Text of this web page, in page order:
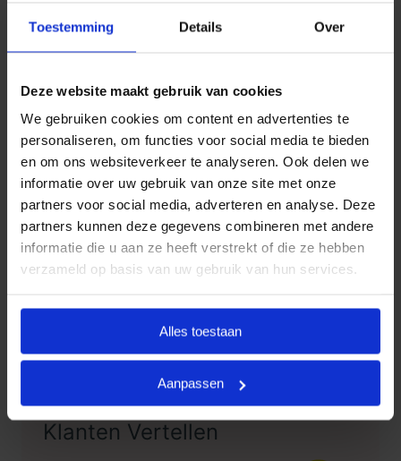
Toestemming Details Over
Deze website maakt gebruik van cookies
We gebruiken cookies om content en advertenties te
personaliseren, om functies voor social media te bieden
en om ons websiteverkeer te analyseren. Ook delen we
informatie over uw gebruik van onze site met onze
partners voor social media, adverteren en analyse. Deze
partners kunnen deze gegevens combineren met andere
informatie die u aan ze heeft verstrekt of die ze hebben
verzameld op basis van uw gebruik van hun services.
Alles toestaan
Aanpassen
uitvaartwensen. In één oogopslag ziet u al uw opties
en de daarbij behorende (eerlijke) prijzen. U betaalt
afnemen en wat past binnen uw budget. Indien u dit
wenst, kunt u deze pakketten uiteraard uitbreiden.
Door met vaste uitvaartpakketten te werken, kan
Goedkope Uitvaart24 u een goed verzorgde,
persoonlijke en waardige begrafenis tegen een
eerlijk tarief garanderen.
Heeft u vragen of wilt u graag meer informatie
085 016 0685
Klanten Vertellen